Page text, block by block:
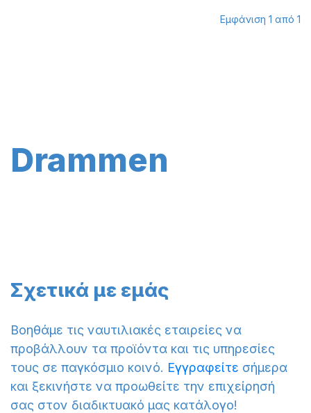
Εμφάνιση 1 από 1
Drammen
Σχετικά με εμάς
Βοηθάμε τις ναυτιλιακές εταιρείες να
προβάλλουν τα προϊόντα και τις υπηρεσίες
τους σε παγκόσμιο κοινό. Εγγραφείτε σήμερα
και ξεκινήστε να προωθείτε την επιχείρησή
σας στον διαδικτυακό μας κατάλογο!